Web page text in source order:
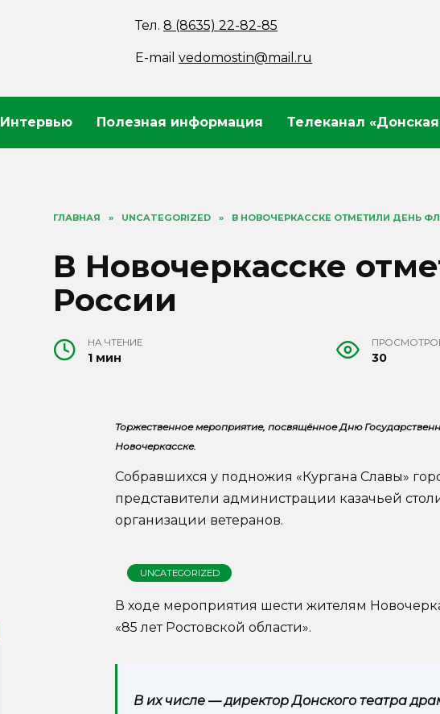
Тел.8 (8635) 22-82-85
E-mailvedomostin@mail.ru
Интервью Полезная информация Телеканал
ГЛАВНАЯ » UNCATEGORIZED » В НОВОЧЕРКАССКЕ ОТМЕТИЛИ ДЕНЬ
В Новочеркасске
России
НА ЧТЕНИЕ
1 мин 30
Торжественное мероприятие, посвящённое Дню
Новочеркасске.
Собравшихся у подножия «Кургана Славы»
представители администрации казачьей
организации ветеранов.
UNCATEGORIZED
В ходе мероприятия шести жителям
«85 лет Ростовской области».
В их числе — директор Донского театра